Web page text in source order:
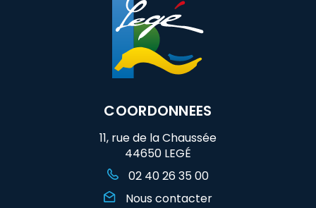
COORDONNEES
11, rue de la Chaussée
44650 LEGÉ
02 40 26 35 00
Nous contacter